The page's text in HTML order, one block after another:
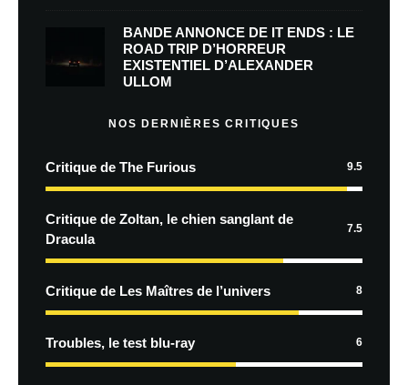
BANDE ANNONCE DE IT ENDS : LE
ROAD TRIP D’HORREUR
EXISTENTIEL D’ALEXANDER
ULLOM
NOS DERNIÈRES CRITIQUES
Critique de The Furious 9.5
Critique de Zoltan, le chien sanglant de
Dracula
7.5
Critique de Les Maîtres de l’univers 8
Troubles, le test blu-ray 6